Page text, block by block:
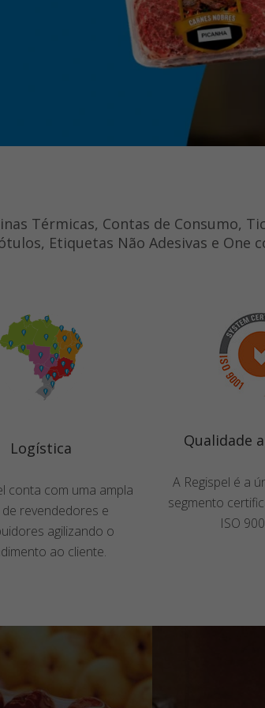
Térmicas, Contas de Consumo,
Etiquetas Não Adesivas e One
Logística
conta com uma ampla
de revendedores e
agilizando o
ao cliente.
Qualidade
A Regispel é a
segmento
ISO